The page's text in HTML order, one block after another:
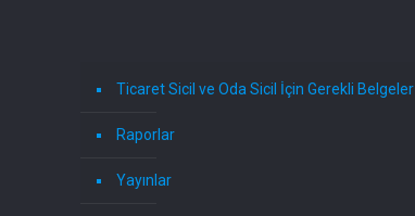
Ticaret Sicil ve Oda Sicil İçin Gerekli Belgeler
Raporlar
Yayınlar